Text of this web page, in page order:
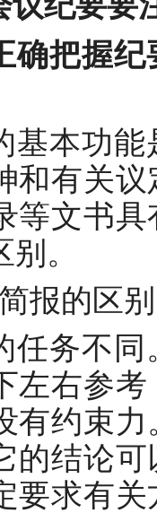
确把握
基本功
和有关
等文书
。
报的区别
任务不
左右参
有约束
的结论
要求有